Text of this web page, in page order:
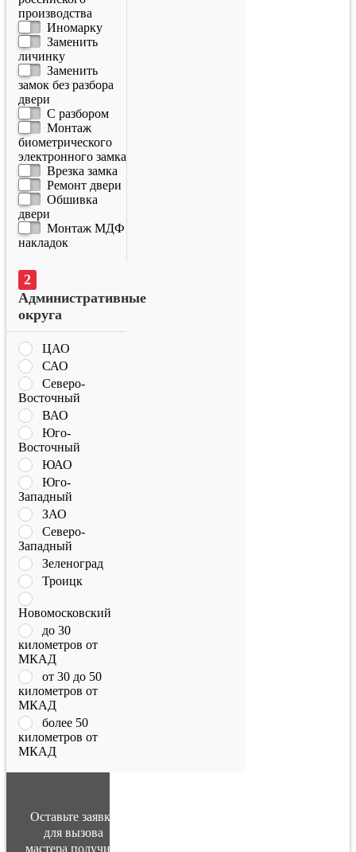
производства
Иномарку
Заменить
личинку
Заменить
замок без разбора
двери
С разбором
Монтаж
биометрического
электронного замка
Врезка замка
Ремонт двери
Обшивка
двери
Монтаж МДФ
накладок
Административные
округа
ЦАО
САО
Северо-
Восточный
ВАО
Юго-
Восточный
ЮАО
Юго-
Западный
ЗАО
Северо-
Западный
Зеленоград
Троицк
Новомосковский
до 30
километров от
МКАД
от 30 до 50
километров от
МКАД
более 50
километров от
МКАД
Оставьте заявку
для вызова
мастера получите